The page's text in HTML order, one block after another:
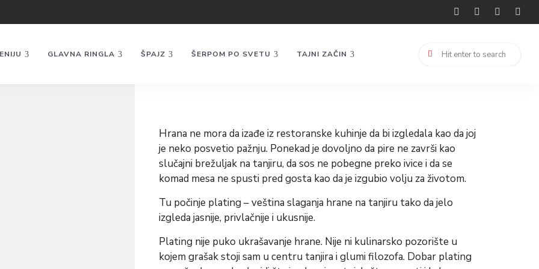
GLAVNA RINGLA ŠPAJZ ŠERPOM PO SVETU TAJNI ZAČIN
Hrana ne mora da izađe iz restoranske kuhinje da bi izgledala kao da joj
je neko posvetio pažnju. Ponekad je dovoljno da pire ne završi kao
slučajni brežuljak na tanjiru, da sos ne pobegne preko ivice i da se
komad mesa ne spusti pred gosta kao da je izgubio volju za životom.
Tu počinje plating – veština slaganja hrane na tanjiru tako da jelo
izgleda jasnije, privlačnije i ukusnije.
Plating nije puko ukrašavanje hrane. Nije ni kulinarsko pozorište u
kojem grašak stoji sam u centru tanjira i glumi filozofa. Dobar plating